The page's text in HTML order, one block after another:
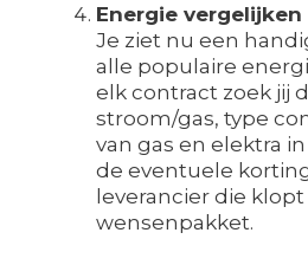
Energie vergelijken
Je ziet nu een
alle populaire
elk contract zoek jij
stroom/gas, type
van gas en elektra
de eventuele
leverancier die
wensenpakket.